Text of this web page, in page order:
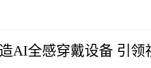
AI全感穿戴设备 引领